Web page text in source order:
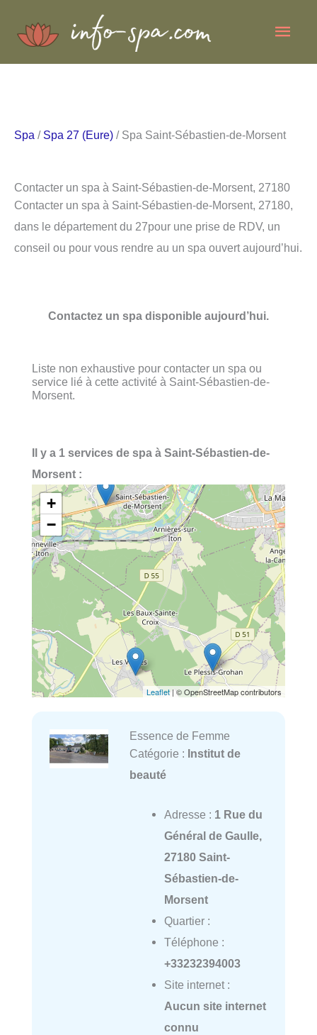
Spa / Spa 27 (Eure) / Spa Saint-Sébastien-de-Morsent
Contacter un spa à Saint-Sébastien-de-Morsent, 27180
Contacter un spa à Saint-Sébastien-de-Morsent, 27180,
dans le département du 27pour une prise de RDV, un
conseil ou pour vous rendre au un spa ouvert aujourd’hui.
Contactez un spa disponible aujourd’hui.
Liste non exhaustive pour contacter un spa ou
service lié à cette activité à Saint-Sébastien-de-
Morsent.
Il y a 1 services de spa à Saint-Sébastien-de-
Morsent :
+
−
Leaflet | © OpenStreetMap contributors
Essence de Femme
Catégorie : Institut de
beauté
Adresse : 1 Rue du
Général de Gaulle,
27180 Saint-
Sébastien-de-
Morsent
Quartier :
Téléphone :
+33232394003
Site internet :
Aucun site internet
connu